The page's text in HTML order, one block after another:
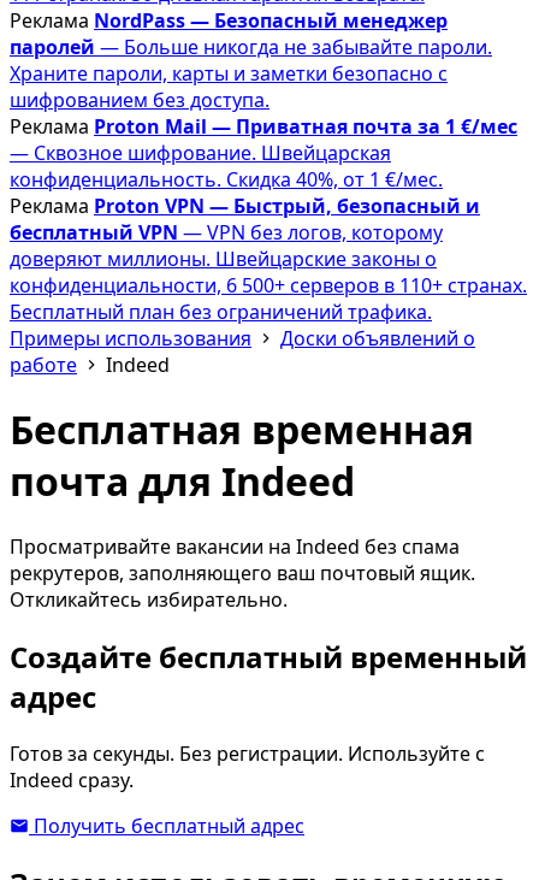
Реклама NordPass — Безопасный менеджер
паролей — Больше никогда не забывайте пароли.
Храните пароли, карты и заметки безопасно с
шифрованием без доступа.
Реклама Proton Mail — Приватная почта за 1 €/мес
— Сквозное шифрование. Швейцарская
конфиденциальность. Скидка 40%, от 1 €/мес.
Реклама Proton VPN — Быстрый, безопасный и
бесплатный VPN — VPN без логов, которому
доверяют миллионы. Швейцарские законы о
конфиденциальности, 6 500+ серверов в 110+ странах.
Бесплатный план без ограничений трафика.
Примеры использования
Доски объявлений о
работе
Indeed
Бесплатная временная
почта для Indeed
Просматривайте вакансии на Indeed без спама
рекрутеров, заполняющего ваш почтовый ящик.
Откликайтесь избирательно.
Создайте бесплатный временный
адрес
Готов за секунды. Без регистрации. Используйте с
Indeed сразу.
Получить бесплатный адрес